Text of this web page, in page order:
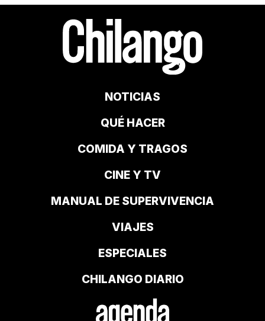
NOTICIAS
QUÉ HACER
COMIDA Y TRAGOS
CINE Y TV
MANUAL DE SUPERVIVENCIA
VIAJES
ESPECIALES
CHILANGO DIARIO